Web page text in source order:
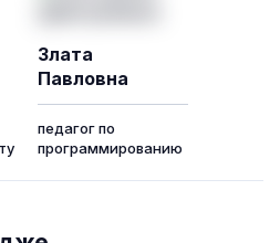
Злата
Павловна
педагог по
программированию